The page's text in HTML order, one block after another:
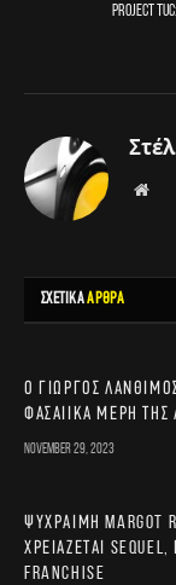
Project
ΣΧΕΤΙΚΑΑΡΘΡΑ
Ο Γιώργος
φασαίικα μέρη της
November 29, 2023
Ψύχραιμη Margot
χρειάζεται sequel,
franchise